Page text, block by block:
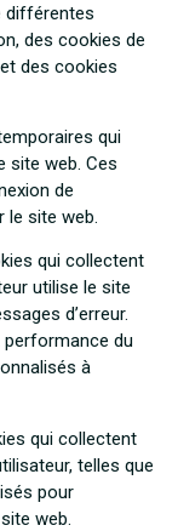
différentes
des cookies de
des cookies
qui
site web. Ces
de
le site web.
qui collectent
utilise le site
d’erreur.
du
à
qui collectent
telles que
pour
web.